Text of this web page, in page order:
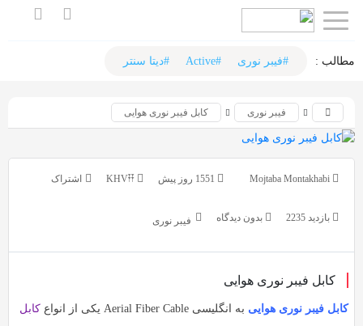
اشتراک
استفاده
از
صفحه
با
:‌ #فیبر نوری #Active #دیتا سنتر
فیبر نوری کابل فیبر نوری هوایی
Mojtaba Montakhabi
اشتراک
با
استفاده
می‌توانید
با
بازدید 2235 بدون دیدگاه فیبر نوری
کابل فیبر نوری هوایی
فیبر نوری هواییبه انگلیسی Aerial Fiber Cable یکی از انواع کابل